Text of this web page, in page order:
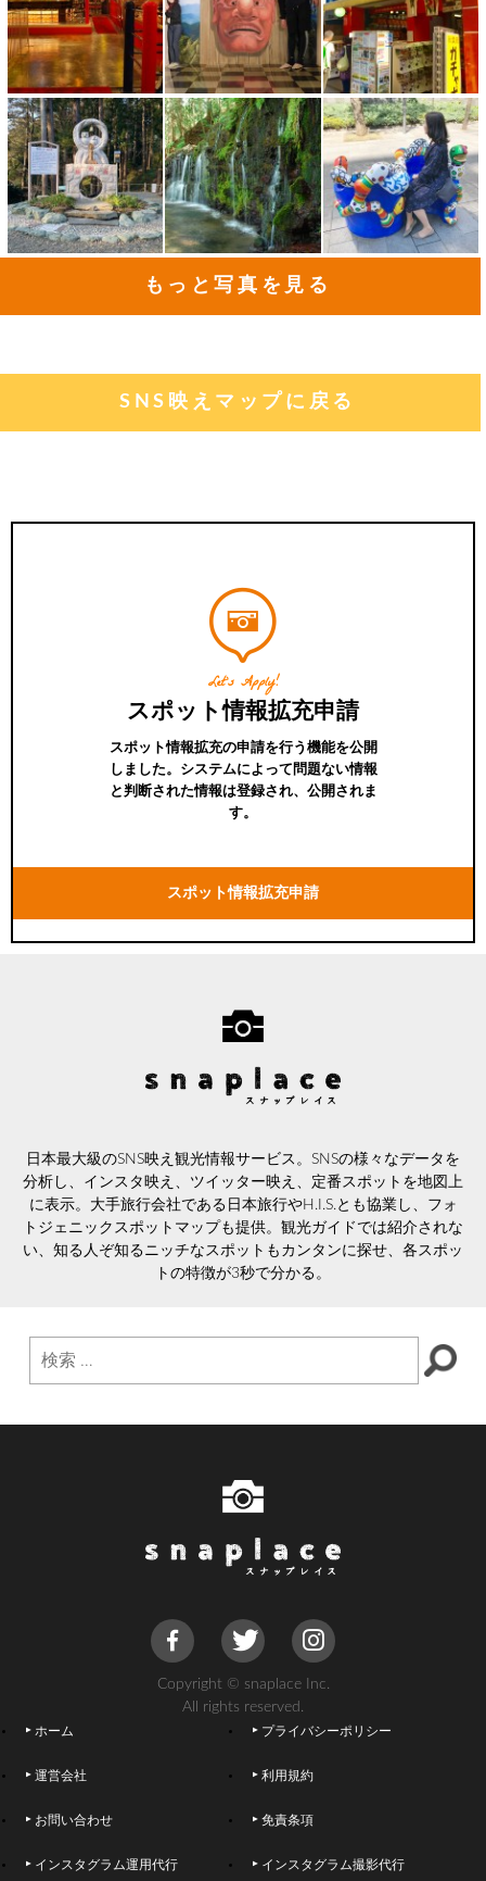
もっと写真を見る
SNS映えマップに戻る
Let's Apply!
スポット情報拡充申請
スポット情報拡充の申請を行う機能を公開
しました。システムによって問題ない情報
と判断された情報は登録され、公開されま
す。
スポット情報拡充申請
日本最大級のSNS映え観光情報サービス。SNSの様々なデータを
分析し、インスタ映え、ツイッター映え、定番スポットを地図上
に表示。大手旅行会社である日本旅行やH.I.S.とも協業し、フォ
トジェニックスポットマップも提供。観光ガイドでは紹介されな
い、知る人ぞ知るニッチなスポットもカンタンに探せ、各スポッ
トの特徴が3秒で分かる。
Copyright © snaplace Inc.
All rights reserved.
ホーム プライバシーポリシー
運営会社 利用規約
お問い合わせ 免責条項
インスタグラム運用代行 インスタグラム撮影代行